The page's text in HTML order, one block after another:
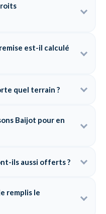
est-il calculé
quel terrain ?
Baijot pour en
ils aussi offerts ?
remplis le